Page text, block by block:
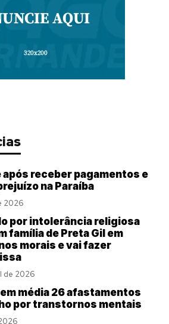
após receber pagamentos e
na Paraíba
2026
por intolerância religiosa
família de Preta Gil em
morais e vai fazer
de 2026
média 26 afastamentos
por transtornos mentais